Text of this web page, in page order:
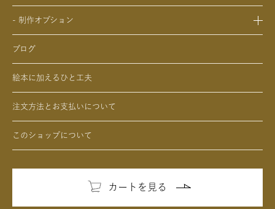
- 敬老の日のプレゼントの絵本
- 中学生、高校生、大学生へのクリスマスプレゼントの絵本
- 女性、彼女、妻、女友達へのクリスマスプレゼントの絵本
- 制作オプション
ブログ
絵本に加えるひと工夫
注文方法とお支払いについて
このショップについて
カートを見る